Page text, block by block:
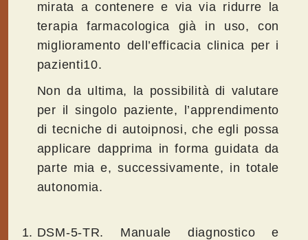
mirata a contenere e via via ridurre la
terapia farmacologica già in uso, con
miglioramento dell’efficacia clinica per i
pazienti10.
Non da ultima, la possibilità di valutare
per il singolo paziente, l’apprendimento
di tecniche di autoipnosi, che egli possa
applicare dapprima in forma guidata da
parte mia e, successivamente, in totale
autonomia.
DSM-5-TR. Manuale diagnostico e